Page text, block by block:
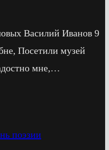
Василий Иванов 9
Посетили музей
мне,…
поэзии